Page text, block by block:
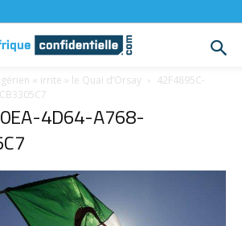
« irrite » le Quai d’Orsay
42F4895C-
4D64-A768-